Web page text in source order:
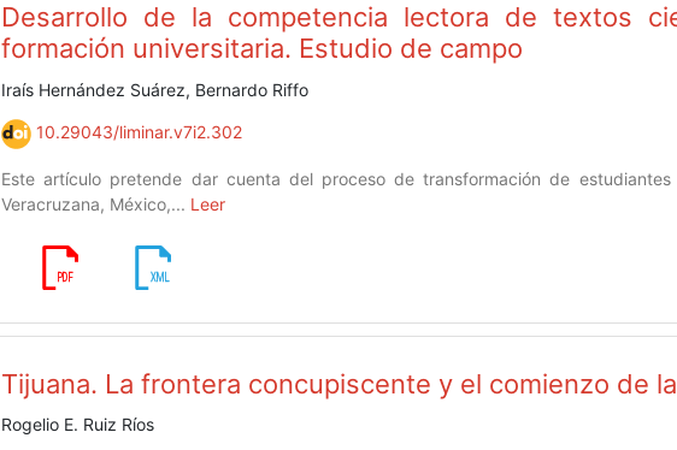
Desarrollo de la competencia lectora de textos
formación universitaria. Estudio de campo
Iraís Hernández Suárez, Bernardo Riffo
10.29043/liminar.v7i2.302
Este artículo pretende dar cuenta del proceso de transformación de
Veracruzana, México,... Leer
Tijuana. La frontera concupiscente y el comienzo de
Rogelio E. Ruiz Ríos